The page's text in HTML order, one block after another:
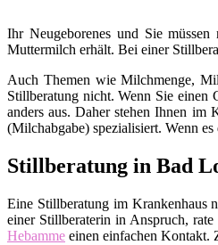
Ihr Neugeborenes und Sie müssen
Muttermilch erhält. Bei einer
Auch Themen wie Milchmenge,
Stillberatung nicht. Wenn Sie einen
anders aus. Daher stehen Ihnen im
(Milchabgabe) spezialisiert. Wenn
Stillberatung in Bad
Eine Stillberatung im Krankenhaus
einer Stillberaterin in Anspruch,
Hebamme einen einfachen Kontakt.